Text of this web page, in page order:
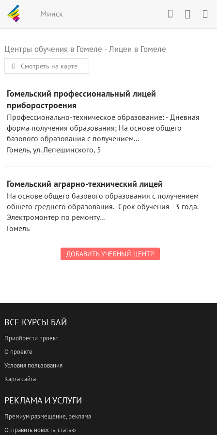
Минск
Центры обучения в Гомеле - Лицеи в Гомеле
Смотреть на карте
Гомельский профессиональный лицей
приборостроения
Профессионально-техническое образование: - Дневная
форма получения образования; На основе общего
базового образования с получением...
Гомель, ул. Лепешинского, 5
Гомельский аграрно-технический лицей
На основе общего базового образования с получением
общего среднего образования. -Срок обучения - 3 года.
Электромонтер по ремонту...
Гомель
ДОБАВИТЬ УЧЕБНЫЙ ЦЕНТР
ВСЕ КУРСЫ БАЙ
Приобрести проект
О проекте
Условия пользования
Карта сайта
РЕКЛАМА И УСЛУГИ
Премиум размещение, реклама
Отправить новость, статью